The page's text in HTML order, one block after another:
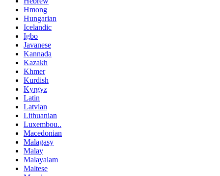
Hmong
Hungarian
Icelandic
Igbo
Javanese
Kannada
Kazakh
Khmer
Kurdish
Kyrgyz
Latin
Latvian
Lithuanian
Luxembou..
Macedonian
Malagasy
Malay
Malayalam
Maltese